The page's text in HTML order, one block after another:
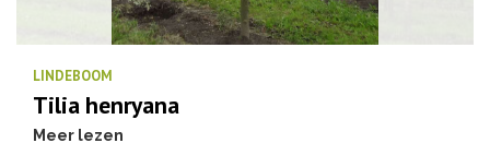
LINDEBOOM
Tilia henryana
Meer lezen